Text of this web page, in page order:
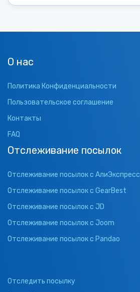
О нас
Политика Конфиденциальности
Пользовательское соглашение
Контакты
FAQ
Отслеживание посылок
Отслеживание посылок с АлиЭкспресс
Отслеживание посылок с GearBest
Отслеживание посылок с JD
Отслеживание посылок с Joom
Отслеживание посылок с Pandao
Отследить посылку